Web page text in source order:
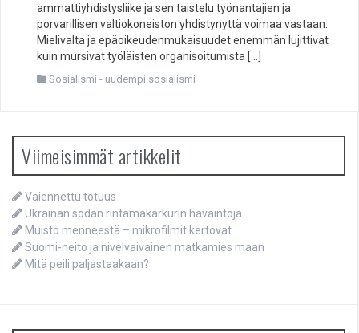
ammattiyhdistysliike ja sen taistelu työnantajien ja
porvarillisen valtiokoneiston yhdistynyttä voimaa vastaan.
Mielivalta ja epäoikeudenmukaisuudet enemmän lujittivat
kuin mursivat työläisten organisoitumista […]
Sosialismi - uudempi sosialismi
Viimeisimmät artikkelit
Vaiennettu totuus
Ukrainan sodan rintamakarkurin havaintoja
Muisto menneestä – mikrofilmit kertovat
Suomi-neito ja nivelvaivainen matkamies maan
Mitä peili paljastaakaan?